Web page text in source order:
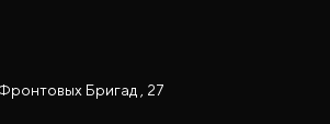
Бригад , 27